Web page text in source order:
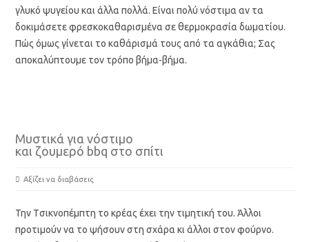
γλυκό ψυγείου και άλλα πολλά. Είναι πολύ νόστιμα αν τα
δοκιμάσετε φρεσκοκαθαρισμένα σε θερμοκρασία δωματίου.
Πώς όμως γίνεται το καθάρισμά τους από τα αγκάθια; Σας
αποκαλύπτουμε τον τρόπο βήμα-βήμα.
Μυστικά για νόστιμο
και ζουμερό bbq στο σπίτι
Αξίζει να διαβάσεις
Την Tσικνοπέμπτη το κρέας έχει την τιμητική του. Άλλοι
προτιμούν να το ψήσουν στη σχάρα κι άλλοι στον φούρνο.